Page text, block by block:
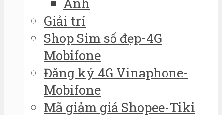
Giải trí
Shop Sim số đẹp-4G
Mobifone
Đăng ký 4G Vinaphone-
Mobifone
Mã giảm giá Shopee-Tiki